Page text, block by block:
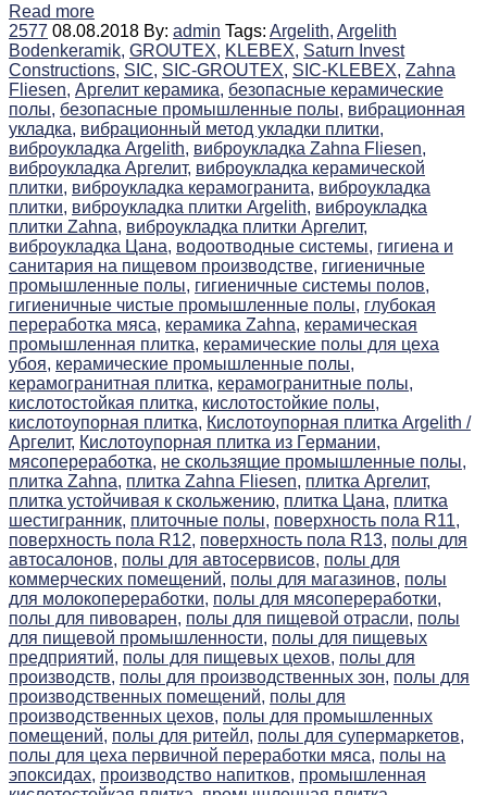
Read more
2577 08.08.2018 By: admin Tags: Argelith, Argelith
Bodenkeramik, GROUTEX, KLEBEX, Saturn Invest
Constructions, SIC, SIC-GROUTEX, SIC-KLEBEX, Zahna
Fliesen, Аргелит керамика, безопасные керамические
полы, безопасные промышленные полы, вибрационная
укладка, вибрационный метод укладки плитки,
виброукладка Argelith, виброукладка Zahna Fliesen,
виброукладка Аргелит, виброукладка керамической
плитки, виброукладка керамогранита, виброукладка
плитки, виброукладка плитки Argelith, виброукладка
плитки Zahna, виброукладка плитки Аргелит,
виброукладка Цана, водоотводные системы, гигиена и
санитария на пищевом производстве, гигиеничные
промышленные полы, гигиеничные системы полов,
гигиеничные чистые промышленные полы, глубокая
переработка мяса, керамика Zahna, керамическая
промышленная плитка, керамические полы для цеха
убоя, керамические промышленные полы,
керамогранитная плитка, керамогранитные полы,
кислотостойкая плитка, кислотостойкие полы,
кислотоупорная плитка, Кислотоупорная плитка Argelith /
Аргелит, Кислотоупорная плитка из Германии,
мясопереработка, не скользящие промышленные полы,
плитка Zahna, плитка Zahna Fliesen, плитка Аргелит,
плитка устойчивая к скольжению, плитка Цана, плитка
шестигранник, плиточные полы, поверхность пола R11,
поверхность пола R12, поверхность пола R13, полы для
автосалонов, полы для автосервисов, полы для
коммерческих помещений, полы для магазинов, полы
для молокопереработки, полы для мясопереработки,
полы для пивоварен, полы для пищевой отрасли, полы
для пищевой промышленности, полы для пищевых
предприятий, полы для пищевых цехов, полы для
производств, полы для производственных зон, полы для
производственных помещений, полы для
производственных цехов, полы для промышленных
помещений, полы для ритейл, полы для супермаркетов,
полы для цеха первичной переработки мяса, полы на
эпоксидах, производство напитков, промышленная